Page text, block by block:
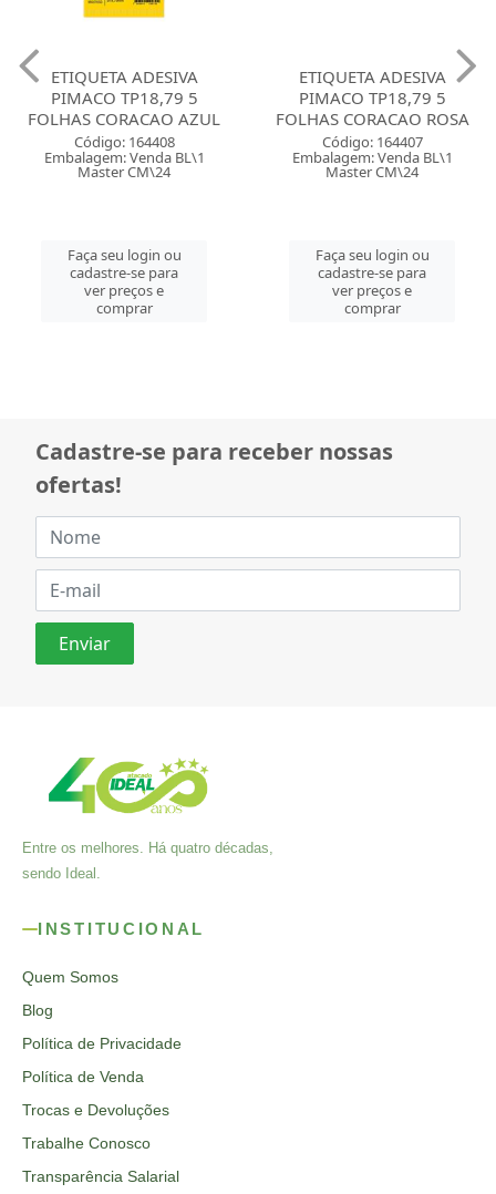
ETIQUETA ADESIVA
PIMACO TP18,79 5
FOLHAS CORACAO AZUL
Código: 164408
Embalagem: Venda BL\1
Master CM\24
Faça seu login ou
cadastre-se para
ver preços e
comprar
ETIQUETA ADESIVA
PIMACO TP18,79 5
FOLHAS CORACAO ROSA
Código: 164407
Embalagem: Venda BL\1
Master CM\24
Faça seu login ou
cadastre-se para
ver preços e
comprar
Cadastre-se para receber nossas
ofertas!
Entre os melhores. Há quatro décadas,
sendo Ideal.
INSTITUCIONAL
Quem Somos
Blog
Política de Privacidade
Política de Venda
Trocas e Devoluções
Trabalhe Conosco
Transparência Salarial